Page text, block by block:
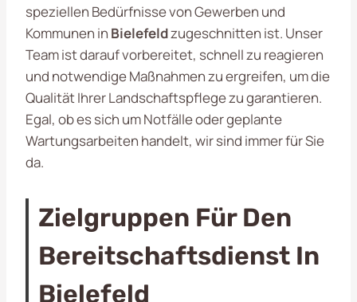
speziellen Bedürfnisse von Gewerben und
Kommunen in Bielefeldzugeschnitten ist. Unser
Team ist darauf vorbereitet, schnell zu reagieren
und notwendige Maßnahmen zu ergreifen, um die
Qualität Ihrer Landschaftspflege zu garantieren.
Egal, ob es sich um Notfälle oder geplante
Wartungsarbeiten handelt, wir sind immer für Sie
da.
Zielgruppen Für Den
Bereitschaftsdienst In
Bielefeld